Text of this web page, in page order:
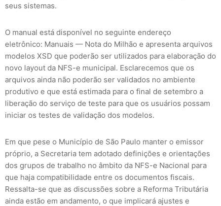
seus sistemas.
O manual está disponível no seguinte endereço
eletrônico: Manuais — Nota do Milhão e apresenta arquivos
modelos XSD que poderão ser utilizados para elaboração do
novo layout da NFS-e municipal. Esclarecemos que os
arquivos ainda não poderão ser validados no ambiente
produtivo e que está estimada para o final de setembro a
liberação do serviço de teste para que os usuários possam
iniciar os testes de validação dos modelos.
Em que pese o Município de São Paulo manter o emissor
próprio, a Secretaria tem adotado definições e orientações
dos grupos de trabalho no âmbito da NFS-e Nacional para
que haja compatibilidade entre os documentos fiscais.
Ressalta-se que as discussões sobre a Reforma Tributária
ainda estão em andamento, o que implicará ajustes e